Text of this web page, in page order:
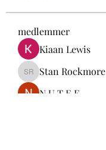
medlemmer
Kiaan Lewis
Stan Rockmore
Stan Rockmore
N U T E E